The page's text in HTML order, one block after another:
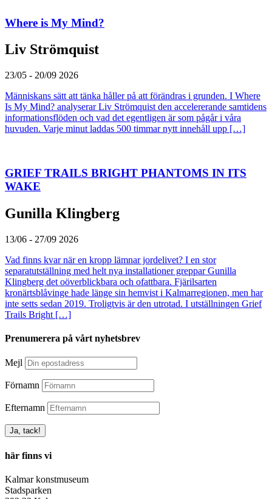
Where is My Mind?
Liv Strömquist
23/05 - 20/09 2026
Människans sätt att tänka håller på att förändras i grunden. I Where
Is My Mind? analyserar Liv Strömquist den accelererande samtidens
informationsflöden och vad det egentligen är som pågår i våra
huvuden. Varje minut laddas 500 timmar nytt innehåll upp […]
GRIEF TRAILS BRIGHT PHANTOMS IN ITS
WAKE
Gunilla Klingberg
13/06 - 27/09 2026
Vad finns kvar när en kropp lämnar jordelivet? I en stor
separatutställning med helt nya installationer greppar Gunilla
Klingberg det oöverblickbara och ofattbara. Fjärilsarten
kronärtsblåvinge hade länge sin hemvist i Kalmarregionen, men har
inte setts sedan 2019. Troligtvis är den utrotad. I utställningen Grief
Trails Bright […]
Prenumerera på vårt nyhetsbrev
Mejl
Förnamn
Efternamn
här finns vi
Kalmar konstmuseum
Stadsparken